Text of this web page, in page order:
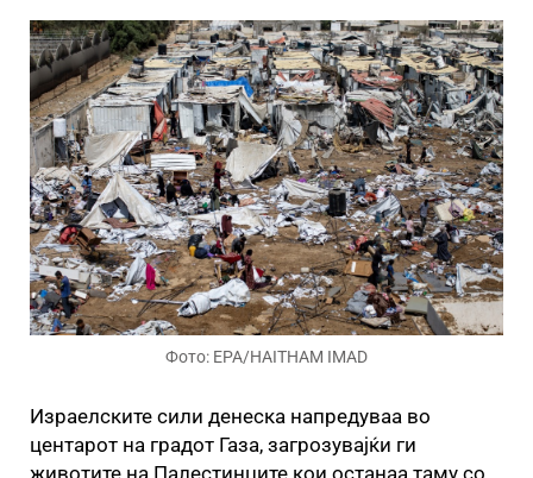
Фото: EPA/HAITHAM IMAD
Израелските сили денеска напредуваа во
центарот на градот Газа, загрозувајќи ги
животите на Палестинците кои останаа таму со